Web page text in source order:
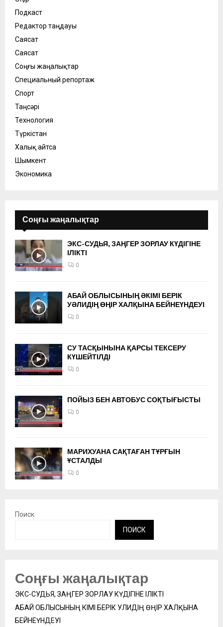
Подкаст
Редактор таңдауы
Саясат
Саясат
Соңғы жаңалықтар
Специальный репортаж
Спорт
Таңсәрі
Технология
Түркістан
Халық айтса
Шымкент
Экономика
Соңғы жаңалықтар
ЭКС-СУДЬЯ, ЗАҢГЕР ЗОРЛАУ КҮДІГІНЕ
ІЛІКТІ
0
АБАЙ ОБЛЫСЫНЫҢ ӘКІМІ БЕРІК
УӘЛИДІҢ ӨҢІР ХАЛҚЫНА БЕЙНЕҮНДЕУІ
0
СУ ТАСҚЫНЫНА ҚАРСЫ ТЕКСЕРУ
КҮШЕЙТІЛДІ
0
ПОЙЫЗ БЕН АВТОБУС СОҚТЫҒЫСТЫ
0
МАРИХУАНА САҚТАҒАН ТҰРҒЫН
ҰСТАЛДЫ
0
Поиск
ПОИСК
Соңғы жаңалықтар
ЭКС-СУДЬЯ, ЗАҢГЕР ЗОРЛАУ КҮДІГІНЕ ІЛІКТІ
АБАЙ ОБЛЫСЫНЫҢ ӘКІМІ БЕРІК УӘЛИДІҢ ӨҢІР ХАЛҚЫНА
БЕЙНЕҮНДЕУІ